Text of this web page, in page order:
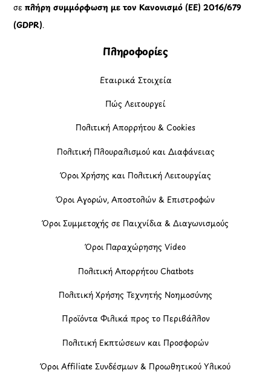
σεπλήρη συμμόρφωση με τον Κανονισμό (ΕΕ) 2016/679
(GDPR).
Πληροφορίες
Εταιρικά Στοιχεία
Πώς Λειτουργεί
Πολιτική Απορρήτου & Cookies
Πολιτική Πλουραλισμού και Διαφάνειας
Όροι Χρήσης και Πολιτική Λειτουργίας
Όροι Αγορών, Αποστολών & Επιστροφών
Όροι Συμμετοχής σε Παιχνίδια & Διαγωνισμούς
Όροι Παραχώρησης Video
Πολιτική Απορρήτου Chatbots
Πολιτική Χρήσης Τεχνητής Νοημοσύνης
Προϊόντα Φιλικά προς το Περιβάλλον
Πολιτική Εκπτώσεων και Προσφορών
Όροι Affiliate Συνδέσμων & Προωθητικού Υλικού